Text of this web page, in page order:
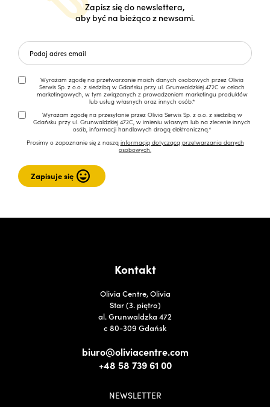
Zapisz się do newslettera,
aby być na bieżąco z newsami.
Wyrażam zgodę na przetwarzanie moich danych osobowych przez Olivia
Serwis Sp. z o.o. z siedzibą w Gdańsku przy ul. Grunwaldzkiej 472C w celach
marketingowych, w tym związanych z prowadzeniem marketingu produktów
lub usług własnych oraz innych osób.*
Wyrażam zgodę na przesyłanie przez Olivia Serwis Sp. z o.o. z siedzibą w
Gdańsku przy ul. Grunwaldzkiej 472C, w imieniu własnym lub na zlecenie innych
osób, informacji handlowych drogą elektroniczną.*
Prosimy o zapoznanie się z naszą informacją dotyczącą przetwarzania danych
osobowych.
Kontakt
Olivia Centre, Olivia
Star (3. piętro)
al. Grunwaldzka 472
c 80-309 Gdańsk
biuro@oliviacentre.com
+48 58 739 61 00
NEWSLETTER